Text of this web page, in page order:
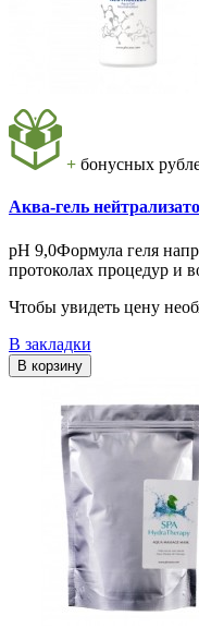
+ бонусных
Аква-гель
рН 9,0Формула геля
протоколах процедур и
Чтобы увидеть цену
В закладки
В корзину